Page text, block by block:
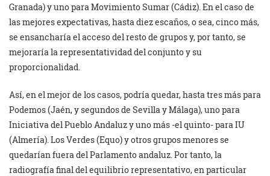
Granada) y uno para Movimiento Sumar (Cádiz). En el caso de
las mejores expectativas, hasta diez escaños, o sea, cinco más,
se ensancharía el acceso del resto de grupos y, por tanto, se
mejoraría la representatividad del conjunto y su
proporcionalidad.
Así, en el mejor de los casos, podría quedar, hasta tres más para
Podemos (Jaén, y segundos de Sevilla y Málaga), uno para
Iniciativa del Pueblo Andaluz y uno más -el quinto- para IU
(Almería). Los Verdes (Equo) y otros grupos menores se
quedarían fuera del Parlamento andaluz. Por tanto, la
radiografía final del equilibrio representativo, en particular